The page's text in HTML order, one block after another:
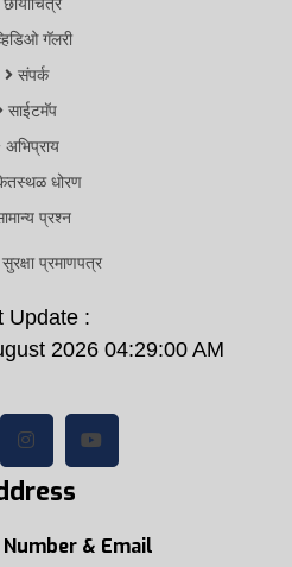
छायाचित्रे
गॅलरी
संपर्क
साईटमॅप
अभिप्राय
धोरण
प्रश्न
सुरक्षा प्रमाणपत्र
Update :
2026 04:29:00 AM
Number & Email